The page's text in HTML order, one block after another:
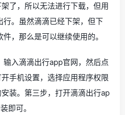
了，所以无法进行下载，但用
行。虽然滴滴已经下架，但下
，那么是可以继续使用的。
输入滴滴出行app官网，然后点
手机设置，选择应用程序权限
装。第三步，打开滴滴出行ap
即可。